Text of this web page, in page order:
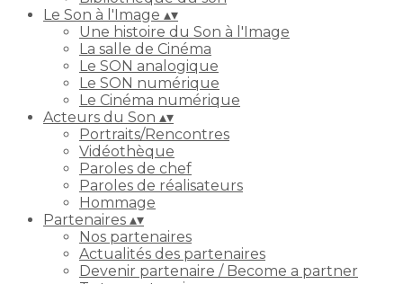
Le Son à l'Image ▴▾
Une histoire du Son à l'Image
La salle de Cinéma
Le SON analogique
Le SON numérique
Le Cinéma numérique
Acteurs du Son ▴▾
Portraits/Rencontres
Vidéothèque
Paroles de chef
Paroles de réalisateurs
Hommage
Partenaires ▴▾
Nos partenaires
Actualités des partenaires
Devenir partenaire / Become a partner